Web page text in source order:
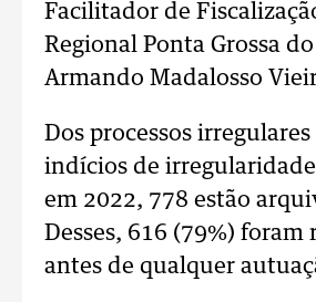
Facilitador de
Regional Ponta Grossa do
Armando Madalosso
Dos processos
indícios de
em 2022, 778 estão
Desses, 616 (79%) foram
antes de qualquer